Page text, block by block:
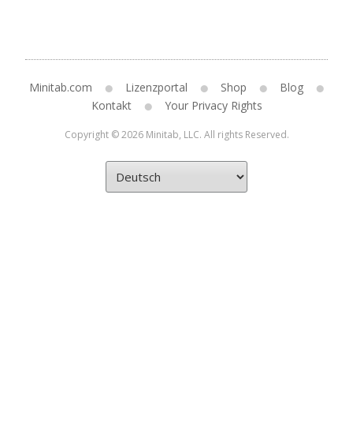
Minitab.com Lizenzportal Shop
Blog
Kontakt
Your Privacy Rights
Copyright © 2026 Minitab, LLC. All rights Reserved.